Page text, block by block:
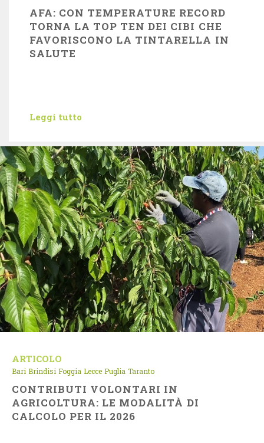
AFA: CON TEMPERATURE RECORD
TORNA LA TOP TEN DEI CIBI CHE
FAVORISCONO LA TINTARELLA IN
SALUTE
Leggi tutto
ARTICOLO
Bari Brindisi Foggia Lecce Puglia Taranto
CONTRIBUTI VOLONTARI IN
AGRICOLTURA: LE MODALITÀ DI
CALCOLO PER IL 2026